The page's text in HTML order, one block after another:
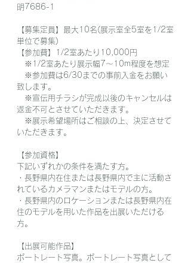
明7686-1
【募集定員】最大10名(展示室全5室を1/2室
単位で募集)
【参加費】1/2室あたり10,000円
※1/2室あたり展示幅7～10m程度を想定
※参加費は6/30までの事前入金をお願い
致します。
※宣伝用チラシが完成以後のキャンセルは
返金不可とさせていただきます。
※展示希望場所はご相談の上、決定させて
いただきます。
【参加資格】
下記いずれかの条件を満たす方。
・長野県内在住または長野県内で主に活動さ
れているカメラマンまたはモデルの方。
・長野県内のロケーションまたは長野県内在
住のモデルを用いた作品を出展いただける
方。
【出展可能作品】
ポートレート写真。ポートレート写真として